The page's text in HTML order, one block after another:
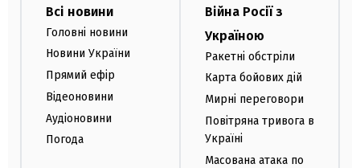
Всі новини
Головні новини
Новини України
Прямий ефір
Відеоновини
Аудіоновини
Погода
Війна Росії з
Україною
Ракетні обстріли
Карта бойових дій
Мирні переговори
Повітряна тривога в
Україні
Масована атака по